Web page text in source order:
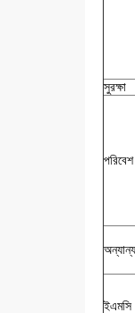
সুরক্ষা
পরিবেশ
অন্যান্য
ইএমসি